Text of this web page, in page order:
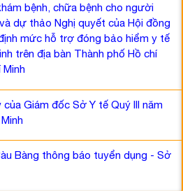
bệnh, chữa bệnh cho người
dự thảo Nghị quyết của Hội đồng
mức hỗ trợ đóng bảo hiểm y tế
trên địa bàn Thành phố Hồ chí
Giám đốc Sở Y tế Quý III năm
Bàng thông báo tuyển dụng - Sở